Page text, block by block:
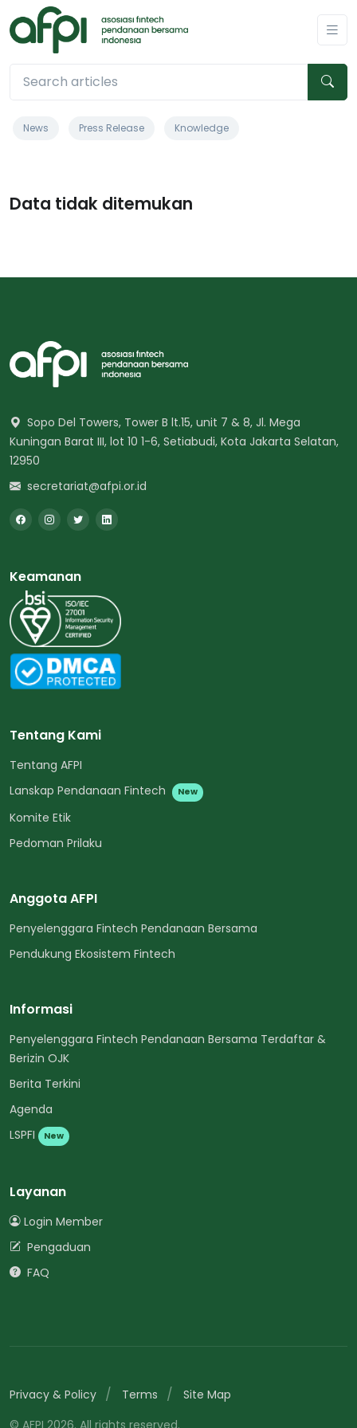
News Press Release Knowledge
Data tidak ditemukan
Sopo Del Towers, Tower B lt.15, unit 7 & 8, Jl. Mega
Kuningan Barat III, lot 10 1-6, Setiabudi, Kota Jakarta Selatan,
12950
secretariat@afpi.or.id
Keamanan
Tentang Kami
Tentang AFPI
Lanskap Pendanaan Fintech
New
Komite Etik
Pedoman Prilaku
Anggota AFPI
Penyelenggara Fintech Pendanaan Bersama
Pendukung Ekosistem Fintech
Informasi
Penyelenggara Fintech Pendanaan Bersama Terdaftar &
Berizin OJK
Berita Terkini
Agenda
LSPFI
New
Layanan
Login Member
Pengaduan
FAQ
Privacy & Policy Terms
Site Map
© AFPI 2026. All rights reserved.